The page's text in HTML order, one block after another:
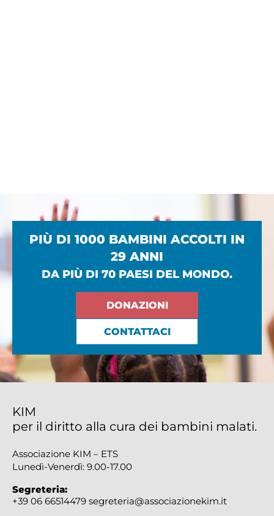
PIÙ DI 1000 BAMBINI ACCOLTI IN
29 ANNI
DA PIÙ DI 70 PAESI DEL MONDO.
DONAZIONI
CONTATTACI
KIM
per il diritto alla cura dei bambini malati.
Associazione KIM – ETS
Lunedì-Venerdì: 9.00-17.00
Segreteria:
+39 06 66514479 segreteria@associazionekim.it